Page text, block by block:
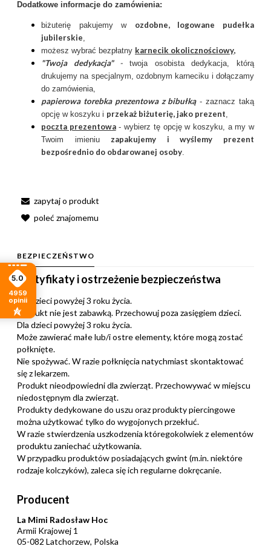
Dodatkowe informacje do zamówienia:
biżuterię pakujemy w ozdobne, logowane pudełka
jubilerskie,
możesz wybrać bezpłatny karnecik okolicznościowy,
"Twoja dedykacja"-twoja osobista dedykacja, którą
drukujemy na specjalnym, ozdobnym karneciku i dołączamy
do zamówienia,
papierowa torebka prezentowa z bibułką- zaznacz taką
opcję w koszyku i przekaż biżuterię, jako prezent,
poczta prezentowa- wybierz tę opcję w koszyku, a my w
Twoim imieniuzapakujemy i wyślemy prezent
bezpośrednio do obdarowanej osoby.
zapytaj o produkt
poleć znajomemu
BEZPIECZEŃSTWO
Certyfikaty i ostrzeżenie bezpieczeństwa
Dla dzieci powyżej 3 roku życia.
Produkt nie jest zabawką. Przechowuj poza zasięgiem dzieci.
Dla dzieci powyżej 3 roku życia.
Może zawierać małe lub/i ostre elementy, które mogą zostać
połknięte.
Nie spożywać. W razie połknięcia natychmiast skontaktować
się z lekarzem.
Produkt nieodpowiedni dla zwierząt. Przechowywać w miejscu
niedostępnym dla zwierząt.
Produkty dedykowane do uszu oraz produkty piercingowe
można użytkować tylko do wygojonych przekłuć.
W razie stwierdzenia uszkodzenia któregokolwiek z elementów
produktu zaniechać użytkowania.
W przypadku produktów posiadających gwint (m.in. niektóre
rodzaje kolczyków), zaleca się ich regularne dokręcanie.
Producent
La Mimi Radosław Hoc
Armii Krajowej 1
05-082 Latchorzew, Polska
5.0
4959
opinii